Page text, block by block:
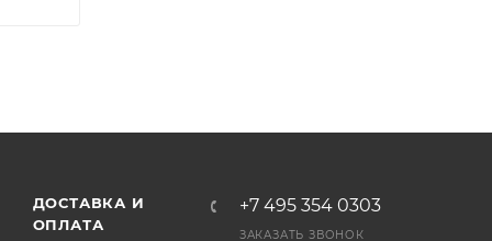
ДОСТАВКА И
ОПЛАТА
+7 495 354 0303
ЗАКАЗАТЬ ЗВОНОК